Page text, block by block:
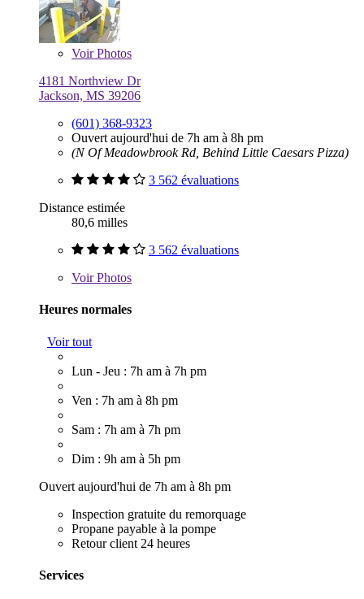
VoirPhotos
4181 Northview Dr
Jackson, MS 39206
(601) 368-9323
Ouvert aujourd'hui de 7h am à 8h pm
(N Of Meadowbrook Rd, Behind Little Caesars Pizza)
3 562 évaluations
Distance estimée
80,6 milles
3 562 évaluations
VoirPhotos
Heures normales
Voir tout
Lun - Jeu : 7h am à 7h pm
Ven : 7h am à 8h pm
Sam : 7h am à 7h pm
Dim : 9h am à 5h pm
Ouvert aujourd'hui de 7h am à 8h pm
Inspection gratuite du remorquage
Propane payable à la pompe
Retour client 24 heures
Services